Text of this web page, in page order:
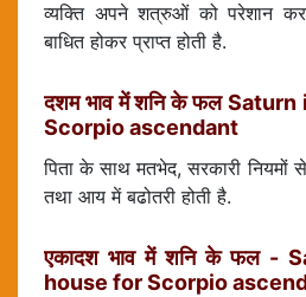
व्यक्ति अपने शत्रुओं को परेशान
बाधित होकर प्राप्त होती है.
दशम भाव में शनि के फल
Scorpio ascendant
पिता के साथ मतभेद, सरकारी नियमों से
तथा आय में बढोतरी होती है.
एकादश भाव में शनि के फल -
house for Scorpio